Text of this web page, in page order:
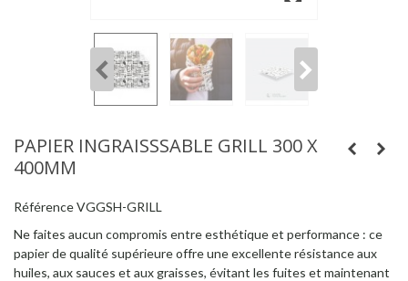
PAPIER INGRAISSSABLE GRILL 300 X
400MM
RéférenceVGGSH-GRILL
Ne faites aucun compromis entre esthétique et performance : ce
papier de qualité supérieure offre une excellente résistance aux
huiles, aux sauces et aux graisses, évitant les fuites et maintenant